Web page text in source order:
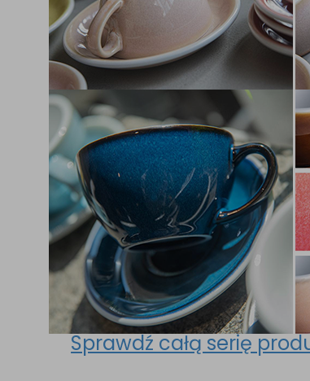
Sprawdź całą serię